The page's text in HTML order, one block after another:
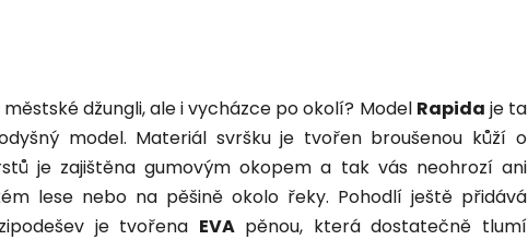
džungli, ale i vycházce po okolí? Model Rapida je ta
model. Materiál svršku je tvořen broušenou kůží o
je zajištěna gumovým okopem a tak vás neohrozí ani
lese nebo na pěšině okolo řeky. Pohodlí ještě přidává
je tvořena EVApěnou, která dostatečně tlumí